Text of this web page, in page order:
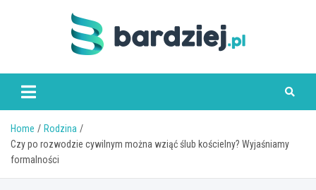
bardziej.pl
Home
Rodzina
Czy po rozwodzie cywilnym można wziąć ślub kościelny? Wyjaśniamy
formalności